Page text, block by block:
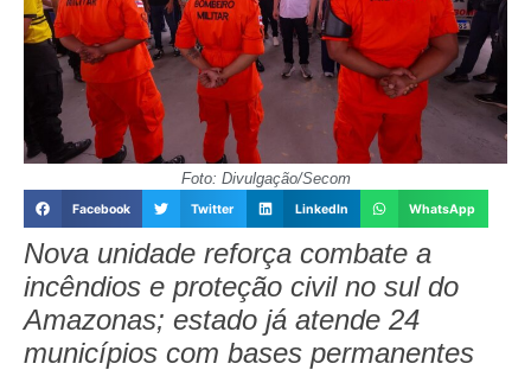
Foto: Divulgação/Secom
Facebook Twitter LinkedIn WhatsApp
Nova unidade reforça combate a
incêndios e proteção civil no sul do
Amazonas; estado já atende 24
municípios com bases permanentes